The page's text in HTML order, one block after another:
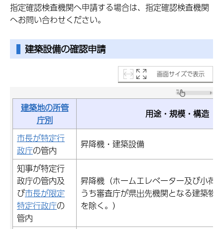
指定確認検査機関へ申請する場合は、指定確認検査機関
へお問い合わせください。
建築設備の確認申請
画面サイズで表示
建築地の所管
庁別
用途・規模・構造
市長が特定行
政庁の管内
昇降機・建築設備
知事が特定行
政庁の管内及
び市長が限定
特定行政庁の
管内
昇降機（ホームエレベーター及び小荷
うち審査庁が県出先機関となる建築物
を除く。）